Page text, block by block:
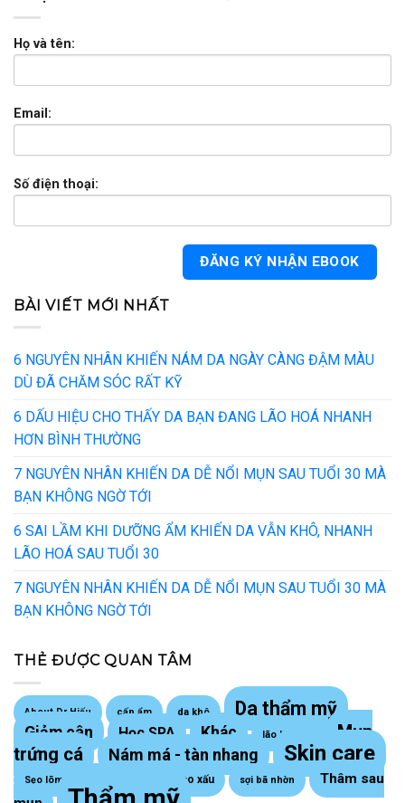
Họ và tên:
Email:
Số điện thoại:
BÀI VIẾT MỚI NHẤT
6 NGUYÊN NHÂN KHIẾN NÁM DA NGÀY CÀNG ĐẬM MÀU
DÙ ĐÃ CHĂM SÓC RẤT KỸ
6 DẤU HIỆU CHO THẤY DA BẠN ĐANG LÃO HOÁ NHANH
HƠN BÌNH THƯỜNG
7 NGUYÊN NHÂN KHIẾN DA DỄ NỔI MỤN SAU TUỔI 30 MÀ
BẠN KHÔNG NGỜ TỚI
6 SAI LẦM KHI DƯỠNG ẨM KHIẾN DA VẪN KHÔ, NHANH
LÃO HOÁ SAU TUỔI 30
7 NGUYÊN NHÂN KHIẾN DA DỄ NỔI MỤN SAU TUỔI 30 MÀ
BẠN KHÔNG NGỜ TỚI
THẺ ĐƯỢC QUAN TÂM
About Dr Hiếu cấp ẩm da khô Da thẩm mỹ
Giảm cân Học SPA Khác lão hoá da
Mụn
trứng cá
Nám má - tàn nhang Skin care
Sẹo lõm trứng cá Sẹo lồi - sẹo xấu sợi bã nhờn
Thâm sau